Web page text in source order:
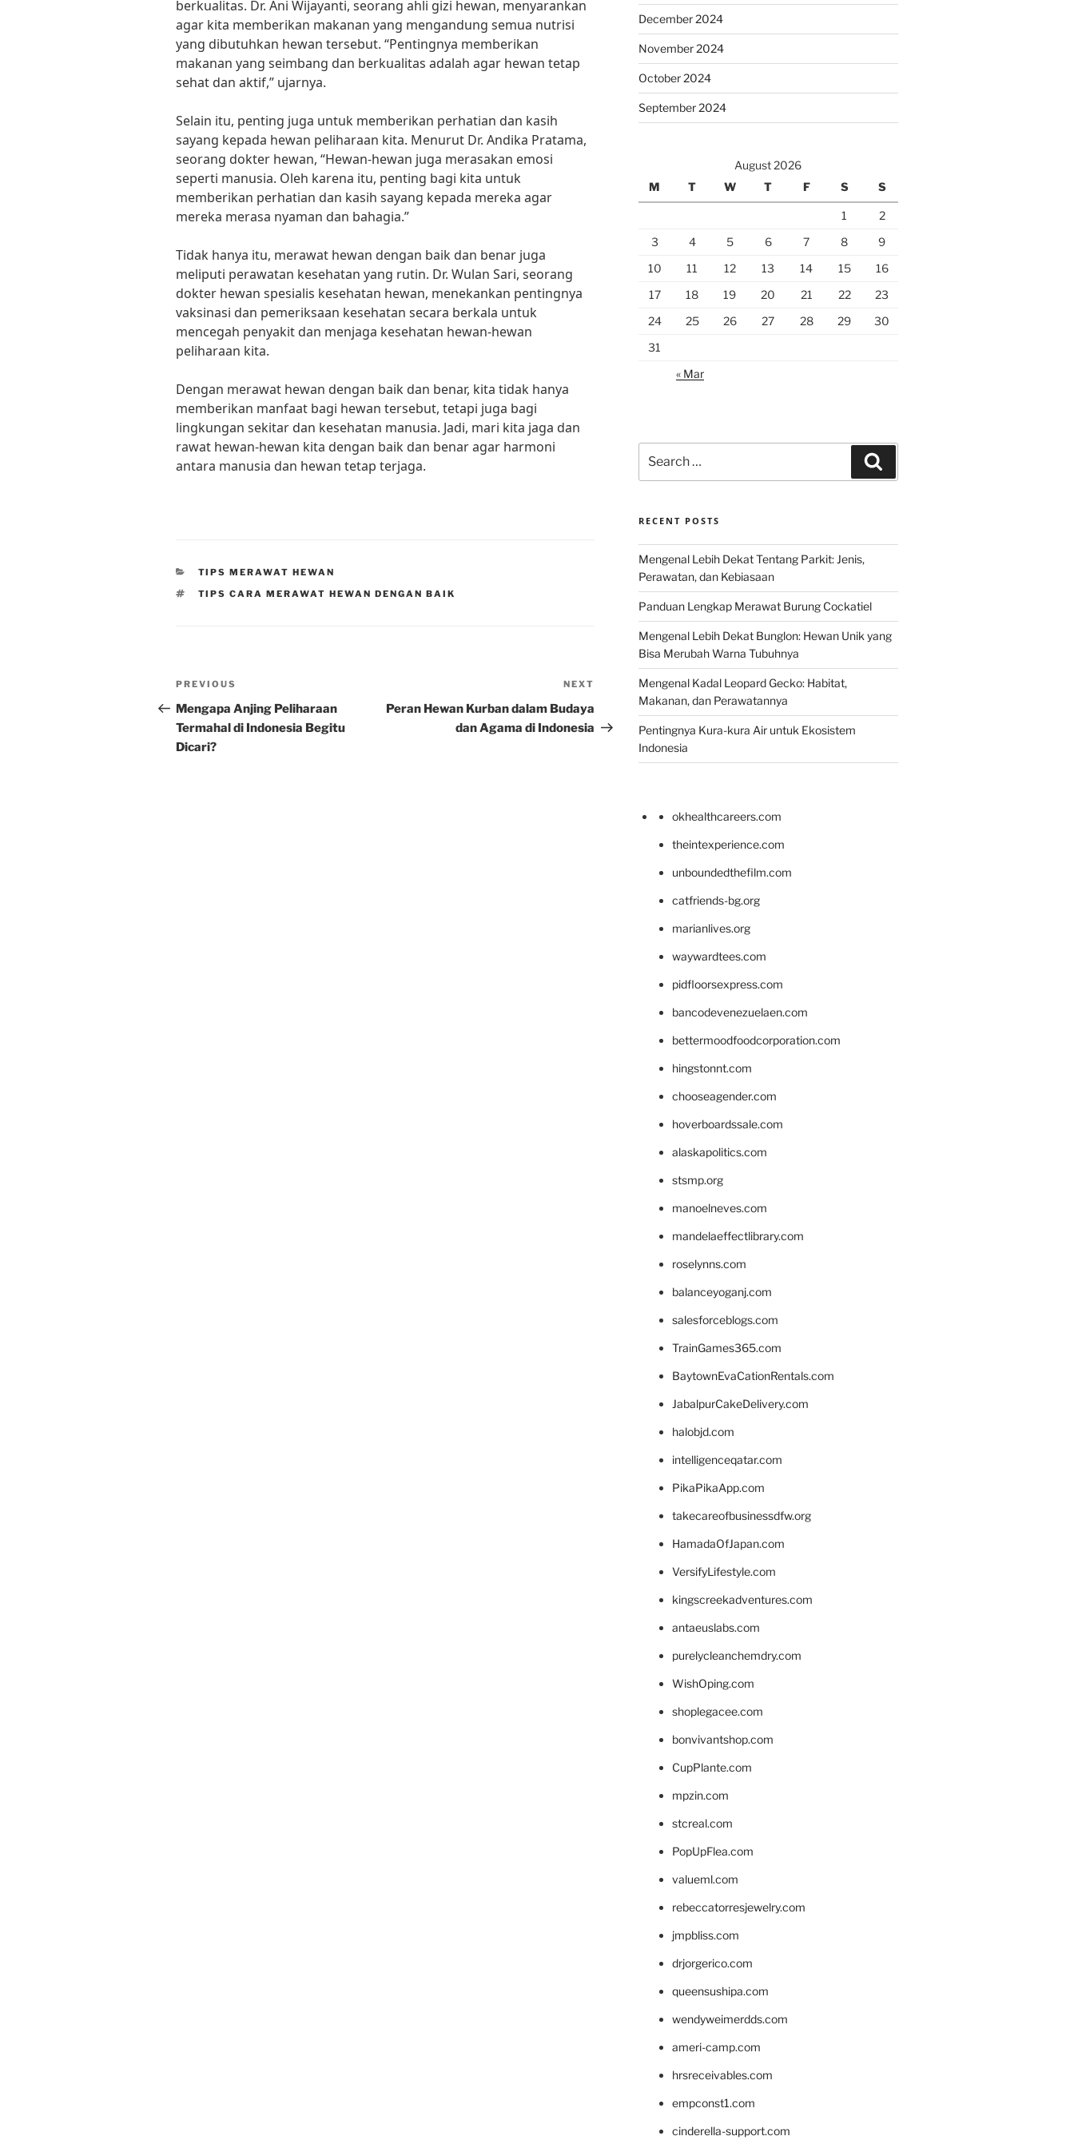
berkualitas. Dr. Ani Wijayanti, seorang ahli gizi hewan, menyarankan
agar kita memberikan makanan yang mengandung semua nutrisi
yang dibutuhkan hewan tersebut. “Pentingnya memberikan
makanan yang seimbang dan berkualitas adalah agar hewan tetap
sehat dan aktif,” ujarnya.
Selain itu, penting juga untuk memberikan perhatian dan kasih
sayang kepada hewan peliharaan kita. Menurut Dr. Andika Pratama,
seorang dokter hewan, “Hewan-hewan juga merasakan emosi
seperti manusia. Oleh karena itu, penting bagi kita untuk
memberikan perhatian dan kasih sayang kepada mereka agar
mereka merasa nyaman dan bahagia.”
Tidak hanya itu, merawat hewan dengan baik dan benar juga
meliputi perawatan kesehatan yang rutin. Dr. Wulan Sari, seorang
dokter hewan spesialis kesehatan hewan, menekankan pentingnya
vaksinasi dan pemeriksaan kesehatan secara berkala untuk
mencegah penyakit dan menjaga kesehatan hewan-hewan
peliharaan kita.
Dengan merawat hewan dengan baik dan benar, kita tidak hanya
memberikan manfaat bagi hewan tersebut, tetapi juga bagi
lingkungan sekitar dan kesehatan manusia. Jadi, mari kita jaga dan
rawat hewan-hewan kita dengan baik dan benar agar harmoni
antara manusia dan hewan tetap terjaga.
CATEGORIES
TIPS MERAWAT HEWAN
TAGS
TIPS CARA MERAWAT HEWAN DENGAN BAIK
Post
navigation
Previous
Post
PREVIOUS
Mengapa Anjing Peliharaan
Termahal di Indonesia Begitu
Dicari?
NEXT
Peran Hewan Kurban dalam Budaya
dan Agama di Indonesia
December 2024
November 2024
October 2024
September 2024
August 2026
M
T W T F S S
1
2
3
4 5 6 7 8
9
10
11 12 13 14 15
16
17
18 19 20 21 22
23
24
25 26 27 28 29
30
31
« Mar
for:
RECENT POSTS
Mengenal Lebih Dekat Tentang Parkit: Jenis,
Perawatan, dan Kebiasaan
Panduan Lengkap Merawat Burung Cockatiel
Mengenal Lebih Dekat Bunglon: Hewan Unik yang
Bisa Merubah Warna Tubuhnya
Mengenal Kadal Leopard Gecko: Habitat,
Makanan, dan Perawatannya
Pentingnya Kura-kura Air untuk Ekosistem
Indonesia
okhealthcareers.com
theintexperience.com
unboundedthefilm.com
catfriends-bg.org
marianlives.org
waywardtees.com
pidfloorsexpress.com
bancodevenezuelaen.com
bettermoodfoodcorporation.com
hingstonnt.com
chooseagender.com
hoverboardssale.com
alaskapolitics.com
stsmp.org
manoelneves.com
mandelaeffectlibrary.com
roselynns.com
balanceyoganj.com
salesforceblogs.com
TrainGames365.com
BaytownEvaCationRentals.com
JabalpurCakeDelivery.com
halobjd.com
intelligenceqatar.com
PikaPikaApp.com
takecareofbusinessdfw.org
HamadaOfJapan.com
VersifyLifestyle.com
kingscreekadventures.com
antaeuslabs.com
purelycleanchemdry.com
WishOping.com
shoplegacee.com
bonvivantshop.com
CupPlante.com
mpzin.com
stcreal.com
PopUpFlea.com
valueml.com
rebeccatorresjewelry.com
jmpbliss.com
drjorgerico.com
queensushipa.com
wendyweimerdds.com
ameri-camp.com
hrsreceivables.com
empconst1.com
cinderella-support.com